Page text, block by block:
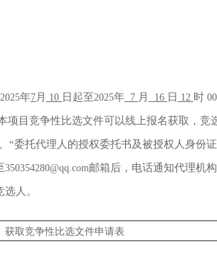
2025年7月 10 日起至2025年7 月 16 日 12 时00
项目竞争性比选文件可以线上报名获取，竞
“委托代理人的授权委托书及被授权人身份
350354280@qq.com邮箱后，电话通知代理机
人。
获取竞争性比选文件申请表